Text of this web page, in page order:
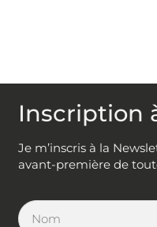
Inscription
Je m’inscris à la
avant-première de